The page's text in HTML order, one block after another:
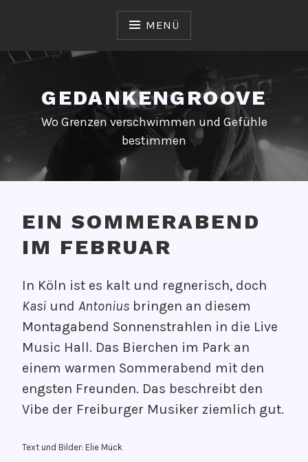
MENÜ
GEDANKENGROOVE
Wo Grenzen verschwimmen und Gefühle
bestimmen
EIN SOMMERABEND
IM FEBRUAR
e
r
ö
f
e
n
t
c
O
N
G
d
a
n
k
g
In Köln ist es kalt und regnerisch, doch
Kasi und Antonius bringen an diesem
Montagabend Sonnenstrahlen in die Live
Music Hall. Das Bierchen im Park an
einem warmen Sommerabend mit den
engsten Freunden. Das beschreibt den
Vibe der Freiburger Musiker ziemlich gut.
Text und Bilder: Elie Mück